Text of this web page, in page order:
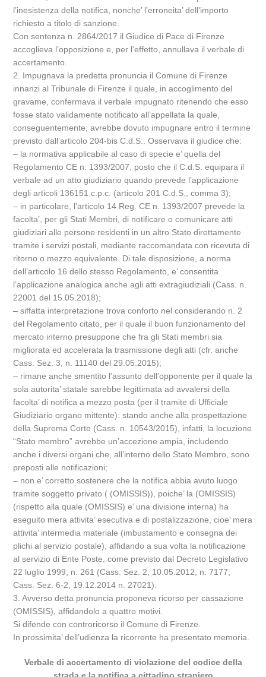
l’inesistenza della notifica, nonche’ l’erroneita’ dell’importo
richiesto a titolo di sanzione.
Con sentenza n. 2864/2017 il Giudice di Pace di Firenze
accoglieva l’opposizione e, per l’effetto, annullava il verbale di
accertamento.
2. Impugnava la predetta pronuncia il Comune di Firenze
innanzi al Tribunale di Firenze il quale, in accoglimento del
gravame, confermava il verbale impugnato ritenendo che esso
fosse stato validamente notificato all’appellata la quale,
conseguentemente, avrebbe dovuto impugnare entro il termine
previsto dall’articolo 204-bis C.d.S.. Osservava il giudice che:
– la normativa applicabile al caso di specie e’ quella del
Regolamento CE n. 1393/2007, posto che il C.d.S. equipara il
verbale ad un atto giudiziario quando prevede l’applicazione
degli articoli 136151 c.p.c. (articolo 201 C.d.S., comma 3);
– in particolare, l’articolo 14 Reg. CE n. 1393/2007 prevede la
facolta’, per gli Stati Membri, di notificare o comunicare atti
giudiziari alle persone residenti in un altro Stato direttamente
tramite i servizi postali, mediante raccomandata con ricevuta di
ritorno o mezzo equivalente. Di tale disposizione, a norma
dell’articolo 16 dello stesso Regolamento, e’ consentita
l’applicazione analogica anche agli atti extragiudiziali (Cass. n.
22001 del 15.05.2018);
– siffatta interpretazione trova conforto nel considerando n. 2
del Regolamento citato, per il quale il buon funzionamento del
mercato interno presuppone che fra gli Stati membri sia
migliorata ed accelerata la trasmissione degli atti (cfr. anche
Cass. Sez. 3, n. 11140 del 29.05.2015);
– rimane anche smentito l’assunto dell’opponente per il quale la
sola autorita’ statale sarebbe legittimata ad avvalersi della
facolta’ di notifica a mezzo posta (per il tramite di Ufficiale
Giudiziario organo mittente): stando anche alla prospettazione
della Suprema Corte (Cass. n. 10543/2015), infatti, la locuzione
“Stato membro” avrebbe un’accezione ampia, includendo
anche i diversi organi che, all’interno dello Stato Membro, sono
preposti alle notificazioni;
– non e’ corretto sostenere che la notifica abbia avuto luogo
tramite soggetto privato ( (OMISSIS)), poiche’ la (OMISSIS)
(rispetto alla quale (OMISSIS) e’ una divisione interna) ha
eseguito mera attivita’ esecutiva e di postalizzazione, cioe’ mera
attivita’ intermedia materiale (imbustamento e consegna dei
plichi al servizio postale), affidando a sua volta la notificazione
al servizio di Ente Poste, come previsto dal Decreto Legislativo
22 luglio 1999, n. 261 (Cass. Sez. 2, 10.05.2012, n. 7177;
Cass. Sez. 6-2, 19.12.2014 n. 27021).
3. Avverso detta pronuncia proponeva ricorso per cassazione
(OMISSIS), affidandolo a quattro motivi.
Si difende con controricorso il Comune di Firenze.
In prossimita’ dell’udienza la ricorrente ha presentato memoria.
Verbale di accertamento di violazione del codice della